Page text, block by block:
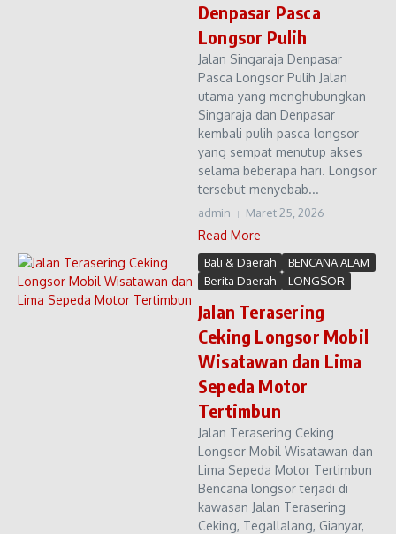
Denpasar Pasca
Longsor Pulih
Jalan Singaraja Denpasar
Pasca Longsor Pulih Jalan
utama yang menghubungkan
Singaraja dan Denpasar
kembali pulih pasca longsor
yang sempat menutup akses
selama beberapa hari. Longsor
tersebut menyebab...
admin Maret 25, 2026
Read More
Bali & Daerah
BENCANA ALAM
Berita Daerah
LONGSOR
Jalan Terasering
Ceking Longsor Mobil
Wisatawan dan Lima
Sepeda Motor
Tertimbun
Jalan Terasering Ceking
Longsor Mobil Wisatawan dan
Lima Sepeda Motor Tertimbun
Bencana longsor terjadi di
kawasan Jalan Terasering
Ceking, Tegallalang, Gianyar,